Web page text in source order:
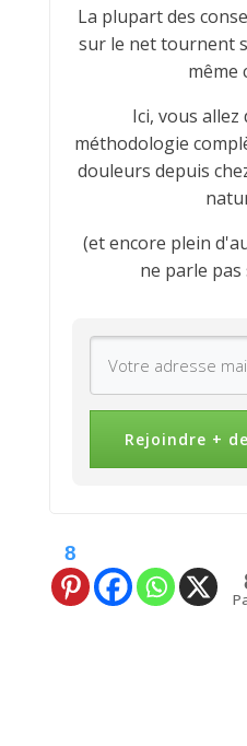
La plupart des
sur le net tournent
même
Ici, vous
méthodologie
douleurs depuis
(et encore plein
ne parle pas
Rejoindre +
8